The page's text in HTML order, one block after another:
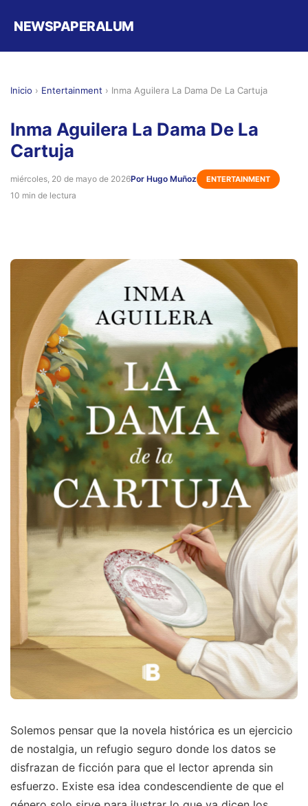
NEWSPAPERALUM
Inicio › Entertainment › Inma Aguilera La Dama De La Cartuja
Inma Aguilera La Dama De La
Cartuja
miércoles, 20 de mayo de 2026Por Hugo Muñoz ENTERTAINMENT
10 min de lectura
Solemos pensar que la novela histórica es un ejercicio
de nostalgia, un refugio seguro donde los datos se
disfrazan de ficción para que el lector aprenda sin
esfuerzo. Existe esa idea condescendiente de que el